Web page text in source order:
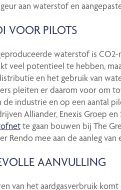
aan waterstof en
VOOR PILOTS
waterstof is
veel potentieel te hebben,
en het gebruik van
pleiten er daarom voor om
industrie en op een aantal
Alliander, Enexis Groep
te gaan bouwen bij The
Rendo mee aan de aanleg
AANVULLING
van het aardgasverbruik